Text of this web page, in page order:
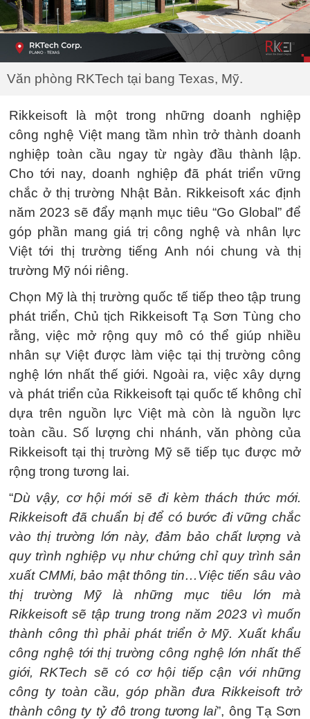
Văn phòng RKTech tại bang Texas, Mỹ.
Rikkeisoft là một trong những doanh nghiệp
công nghệ Việt mang tầm nhìn trở thành doanh
nghiệp toàn cầu ngay từ ngày đầu thành lập.
Cho tới nay, doanh nghiệp đã phát triển vững
chắc ở thị trường Nhật Bản. Rikkeisoft xác định
năm 2023 sẽ đẩy mạnh mục tiêu “Go Global” để
góp phần mang giá trị công nghệ và nhân lực
Việt tới thị trường tiếng Anh nói chung và thị
trường Mỹ nói riêng.
Chọn Mỹ là thị trường quốc tế tiếp theo tập trung
phát triển, Chủ tịch Rikkeisoft Tạ Sơn Tùng cho
rằng, việc mở rộng quy mô có thể giúp nhiều
nhân sự Việt được làm việc tại thị trường công
nghệ lớn nhất thế giới. Ngoài ra, việc xây dựng
và phát triển của Rikkeisoft tại quốc tế không chỉ
dựa trên nguồn lực Việt mà còn là nguồn lực
toàn cầu. Số lượng chi nhánh, văn phòng của
Rikkeisoft tại thị trường Mỹ sẽ tiếp tục được mở
rộng trong tương lai.
“Dù vậy, cơ hội mới sẽ đi kèm thách thức mới.
Rikkeisoft đã chuẩn bị để có bước đi vững chắc
vào thị trường lớn này, đảm bảo chất lượng và
quy trình nghiệp vụ như chứng chỉ quy trình sản
xuất CMMi, bảo mật thông tin…Việc tiến sâu vào
thị trường Mỹ là những mục tiêu lớn mà
Rikkeisoft sẽ tập trung trong năm 2023 vì muốn
thành công thì phải phát triển ở Mỹ. Xuất khẩu
công nghệ tới thị trường công nghệ lớn nhất thế
giới, RKTech sẽ có cơ hội tiếp cận với những
công ty toàn cầu, góp phần đưa Rikkeisoft trở
thành công ty tỷ đô trong tương lai”, ông Tạ Sơn